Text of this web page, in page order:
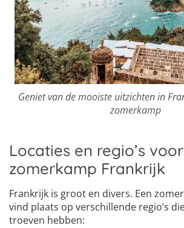
Geniet van de mooiste uitzichten in
zomerkamp
Locaties en regio’s
zomerkamp Frankrijk
Frankrijk is groot en divers. Een
vind plaats op verschillende regio’s
troeven hebben: